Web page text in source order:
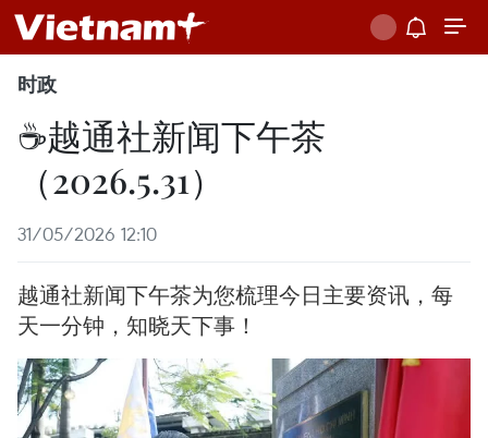
时政
☕️越通社新闻下午茶
（2026.5.31）
31/05/2026 12:10
越通社新闻下午茶为您梳理今日主要资讯，每
天一分钟，知晓天下事！